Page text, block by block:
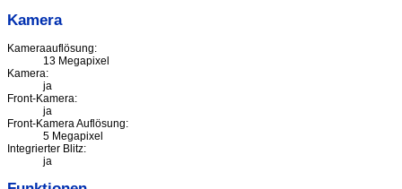
Kamera
Kameraauflösung:
13 Megapixel
Kamera:
ja
Front-Kamera:
ja
Front-Kamera Auflösung:
5 Megapixel
Integrierter Blitz:
ja